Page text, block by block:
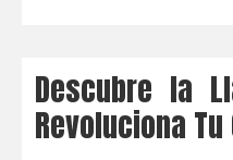
Descubre la
Revoluciona